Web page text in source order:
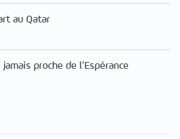
au Qatar
proche de l’Espérance